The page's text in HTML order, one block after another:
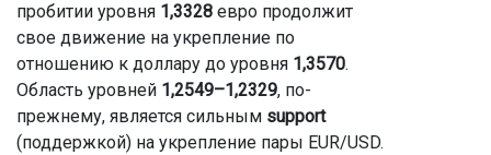
пробитии уровня 1,3328 евро продолжит
свое движение на укрепление по
отношению к доллару до уровня 1,3570.
Область уровней 1,2549–1,2329, по-
прежнему, является сильным support
(поддержкой) на укрепление пары EUR/USD.